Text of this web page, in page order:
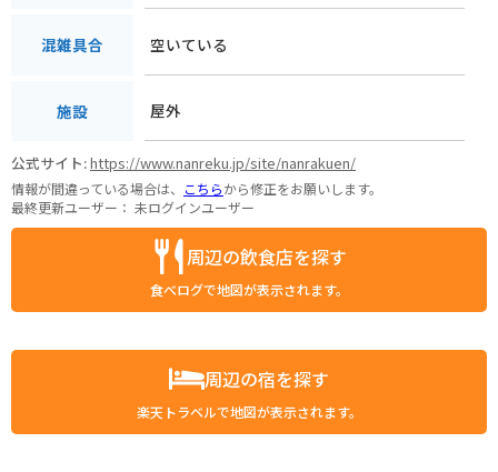
混雑具合 空いている
施設 屋外
公式サイト:https://www.nanreku.jp/site/nanrakuen/
情報が間違っている場合は、 こちらから修正をお願いします。
最終更新ユーザー： 未ログインユーザー
周辺の飲食店を探す
食べログで地図が表示されます。
周辺の宿を探す
楽天トラベルで地図が表示されます。